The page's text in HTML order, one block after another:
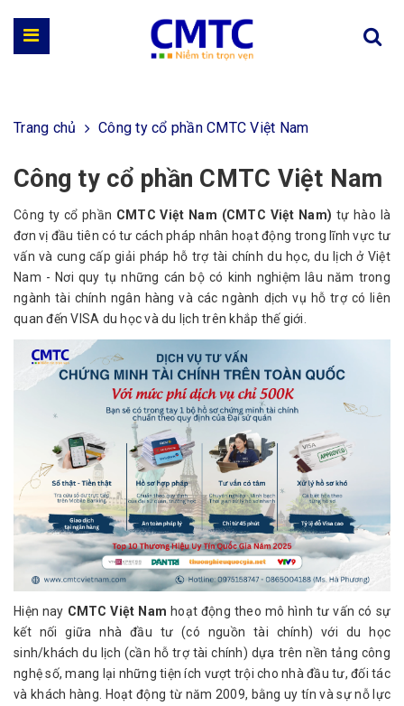
Trang chủ Công ty cổ phần CMTC Việt Nam
Công ty cổ phần CMTC Việt Nam
Công ty cổ phần CMTC Việt Nam (CMTC Việt Nam) tự hào là
đơn vị đầu tiên có tư cách pháp nhân hoạt động trong lĩnh vực tư
vấn và cung cấp giải pháp hỗ trợ tài chính du học, du lịch ở Việt
Nam - Nơi quy tụ những cán bộ có kinh nghiệm lâu năm trong
ngành tài chính ngân hàng và các ngành dịch vụ hỗ trợ có liên
quan đến VISA du học và du lịch trên khắp thế giới.
Hiện nay CMTC Việt Nam hoạt động theo mô hình tư vấn có sự
kết nối giữa nhà đầu tư (có nguồn tài chính) với du học
sinh/khách du lịch (cần hỗ trợ tài chính) dựa trên nền tảng công
nghệ số, mang lại những tiện ích vượt trội cho nhà đầu tư, đối tác
và khách hàng. Hoạt động từ năm 2009, bằng uy tín và sự nỗ lực